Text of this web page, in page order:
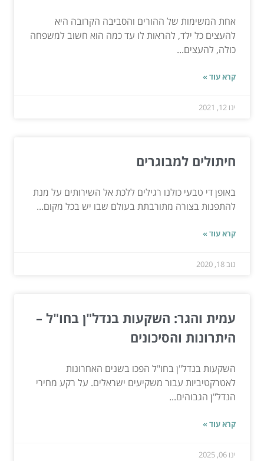
אחת המשימות של ההורים והסביבה הקרובה היא
להעצים כל ילד, להראות לו עד כמה הוא חשוב למשפחה
כולה, להעצים...
קרא עוד »
ינו 12, 2021
חיתולים למבוגרים
באופן די טבעי כולנו רגילים ללכת אל השירותים על מנת
להתפנות בצורה מתורבתת בעולם שבו יש בכל מקום...
קרא עוד »
נוב 18, 2020
עמית והגר: השקעות בנדל"ן בחו"ל –
היתרונות והסיכונים
השקעות בנדל"ן בחו"ל הפכו בשנים האחרונות
לאטרקטיביות עבור משקיעים ישראלים. על רקע מחירי
הנדל"ן הגבוהים...
קרא עוד »
ינו 06, 2025